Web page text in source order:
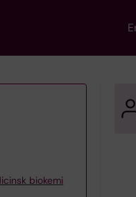
biokemi